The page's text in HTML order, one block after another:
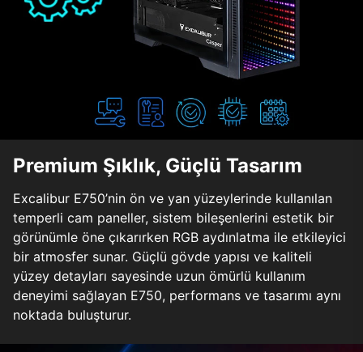
Premium Şıklık, Güçlü Tasarım
Excalibur E750’nin ön ve yan yüzeylerinde kullanılan
temperli cam paneller, sistem bileşenlerini estetik bir
görünümle öne çıkarırken RGB aydınlatma ile etkileyici
bir atmosfer sunar. Güçlü gövde yapısı ve kaliteli
yüzey detayları sayesinde uzun ömürlü kullanım
deneyimi sağlayan E750, performans ve tasarımı aynı
noktada buluşturur.